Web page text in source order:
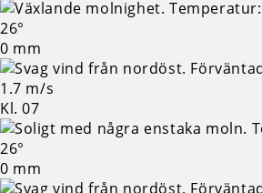
26°
0 mm
1.7 m/s
Kl. 07
26°
0 mm